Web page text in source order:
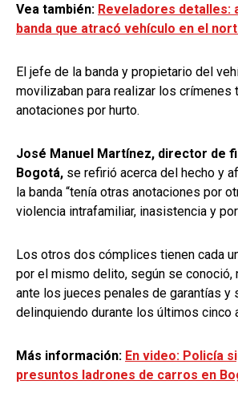
Vea también: Reveladores detalles:
banda que atracó vehículo en el
El jefe de la banda y propietario del
movilizaban para realizar los crímenes
anotaciones por hurto.
José Manuel Martínez, director de
Bogotá, se refirió acerca del hecho y
la banda “tenía otras anotaciones por
violencia intrafamiliar, inasistencia y por
Los otros dos cómplices tienen cada
por el mismo delito, según se conoció,
ante los jueces penales de garantías y
delinquiendo durante los últimos cinco
Más información: En video: Policía
presuntos ladrones de carros en